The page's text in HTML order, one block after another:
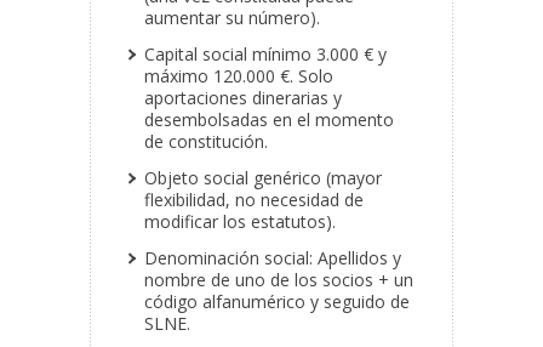
aumentar su número).
Capital social mínimo 3.000 € y
máximo 120.000 €. Solo
aportaciones dinerarias y
desembolsadas en el momento
de constitución.
Objeto social genérico (mayor
flexibilidad, no necesidad de
modificar los estatutos).
Denominación social: Apellidos y
nombre de uno de los socios + un
código alfanumérico y seguido de
SLNE.